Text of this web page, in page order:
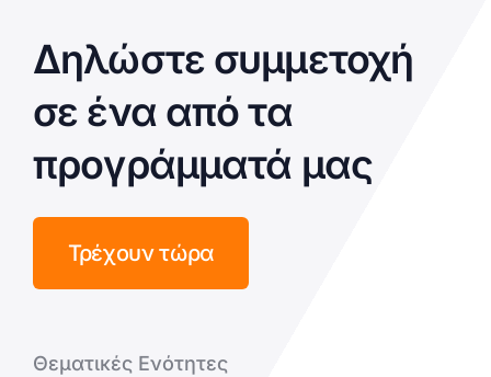
Δηλώστε συμμετοχή
σε ένα από τα
προγράμματά μας
Τρέχουν τώρα
Θεματικές Ενότητες